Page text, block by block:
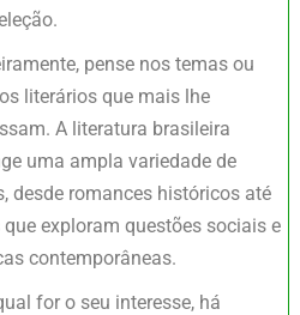
pense nos temas ou
literários que mais lhe
A literatura brasileira
uma ampla variedade de
desde romances históricos até
que exploram questões sociais e
contemporâneas.
for o seu interesse, há